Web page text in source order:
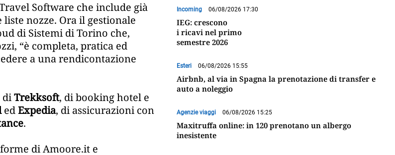
Software che include già
nozze. Ora il gestionale
di Sistemi di Torino che,
“è completa, pratica ed
a una rendicontazione
diTrekksoft, di booking hotel e
edExpedia, di assicurazioni con
.
di Amoore.it e
Incoming 06/08/2026 17:30
IEG: crescono
i ricavi nel primo
semestre 2026
Esteri 06/08/2026 15:55
Airbnb, al via in Spagna la prenotazione di transfer e
auto a noleggio
Agenzie viaggi 06/08/2026 15:25
Maxitruffa online: in 120 prenotano un albergo
inesistente